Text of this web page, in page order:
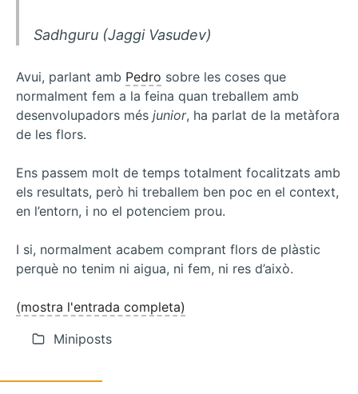
Sadhguru (Jaggi Vasudev)
Avui, parlant amb Pedro sobre les coses que
normalment fem a la feina quan treballem amb
desenvolupadors més junior, ha parlat de la metàfora
de les flors.
Ens passem molt de temps totalment focalitzats amb
els resultats, però hi treballem ben poc en el context,
en l’entorn, i no el potenciem prou.
I si, normalment acabem comprant flors de plàstic
perquè no tenim ni aigua, ni fem, ni res d’això.
(mostra l'entrada completa)
Miniposts